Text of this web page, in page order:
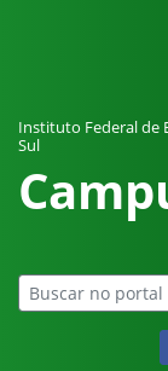
Instituto Federal de
Sul